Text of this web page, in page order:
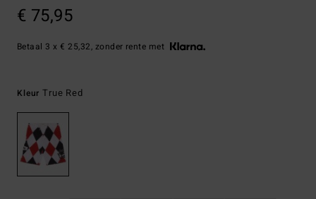
€ 75,95
Betaal 3 x € 25,32, zonder rente met
KleurTrue Red